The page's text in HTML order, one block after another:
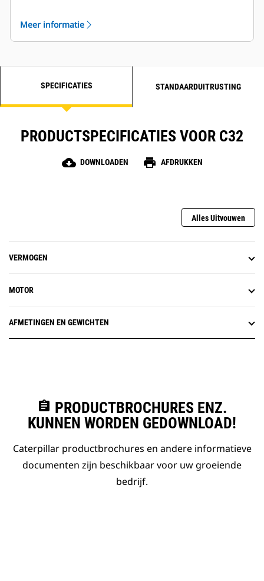
Meer informatie
SPECIFICATIES STANDAARDUITRUSTING
PRODUCTSPECIFICATIES VOOR C32
cloud_download DOWNLOADEN print AFDRUKKEN
Alles Uitvouwen
VERMOGEN
MOTOR
AFMETINGEN EN GEWICHTEN
assignment PRODUCTBROCHURES ENZ.
KUNNEN WORDEN GEDOWNLOAD!
Caterpillar productbrochures en andere informatieve
documenten zijn beschikbaar voor uw groeiende
bedrijf.